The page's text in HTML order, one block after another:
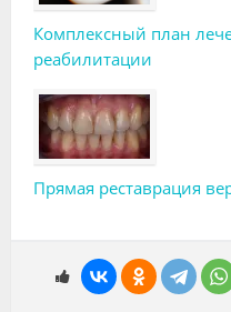
Комплексный план
реабилитации
Прямая реставрация